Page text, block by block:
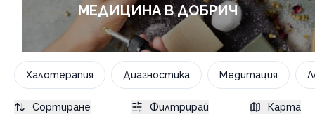
МЕДИЦИНА В ДОБРИЧ
Халотерапия Диагностика Медитация
Сортиране Филтрирай Карта